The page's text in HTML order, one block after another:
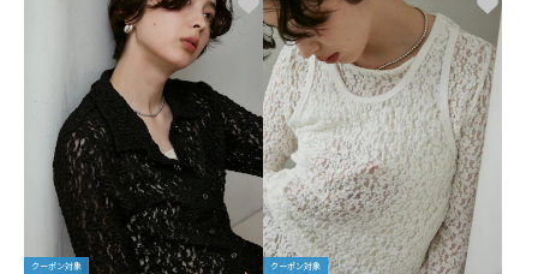
クーポン対象 クーポン対象